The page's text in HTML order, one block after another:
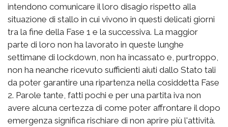
intendono comunicare il loro disagio rispetto alla
situazione di stallo in cui vivono in questi delicati giorni
tra la fine della Fase 1 e la successiva. La maggior
parte di loro non ha lavorato in queste lunghe
settimane di lockdown, non ha incassato e, purtroppo,
non ha neanche ricevuto sufficienti aiuti dallo Stato tali
da poter garantire una ripartenza nella cosiddetta Fase
2. Parole tante, fatti pochi e per una partita iva non
avere alcuna certezza di come poter affrontare il dopo
emergenza significa rischiare di non aprire più l'attività.